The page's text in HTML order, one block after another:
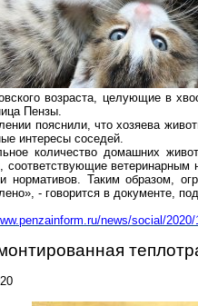
возраста, целующие в
Пензы.
пояснили, что хозяева
интересы соседей.
количество домашних
соответствующие ветеринарным
нормативов. Таким образом,
- говорится в документе,
news/social/